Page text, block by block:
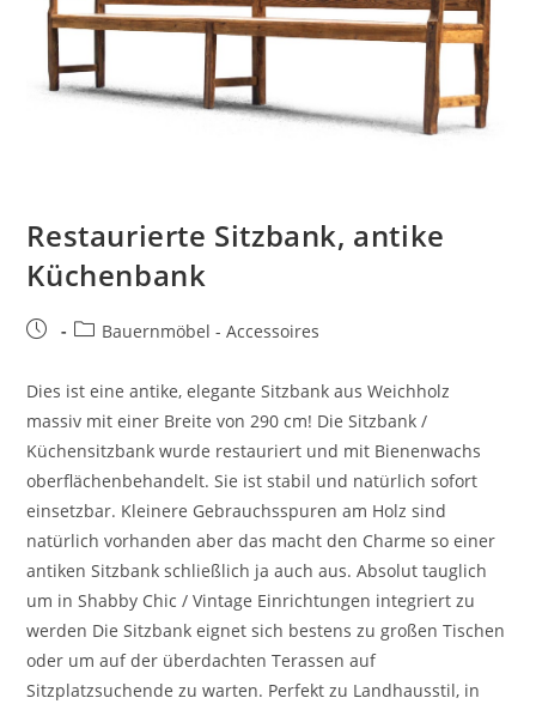
Restaurierte Sitzbank, antike
Küchenbank
Bauernmöbel - Accessoires
Dies ist eine antike, elegante Sitzbank aus Weichholz
massiv mit einer Breite von 290 cm! Die Sitzbank /
Küchensitzbank wurde restauriert und mit Bienenwachs
oberflächenbehandelt. Sie ist stabil und natürlich sofort
einsetzbar. Kleinere Gebrauchsspuren am Holz sind
natürlich vorhanden aber das macht den Charme so einer
antiken Sitzbank schließlich ja auch aus. Absolut tauglich
um in Shabby Chic / Vintage Einrichtungen integriert zu
werden Die Sitzbank eignet sich bestens zu großen Tischen
oder um auf der überdachten Terassen auf
Sitzplatzsuchende zu warten. Perfekt zu Landhausstil, in